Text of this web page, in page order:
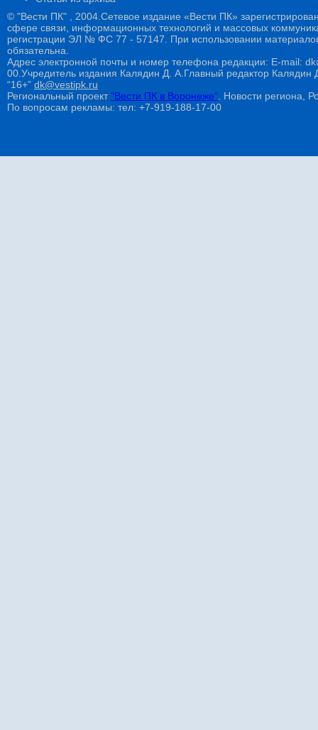
© "Вести ПК" , 2004.Сетевое издание «Вести ПК»
сфере связи, информационных технологий и массовых
регистрации ЭЛ № ФС 77 - 57147. При использовании
обязательна.
Адрес электронной почты и номер телефона редакции: E-mail:
00.Учредитель издания Калядин Д. А.Главный редактор
“16+” dk@vestipk.ru
Региональный проект"Вести ПК в Воронеже" . Новости региона,
По вопросам рекламы: тел: +7-919-188-17-00